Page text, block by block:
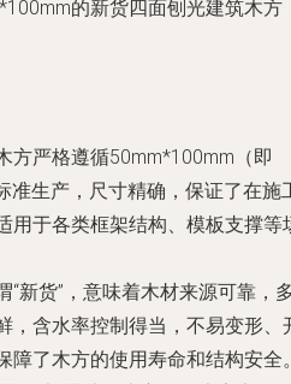
的新货四面刨光建筑木方
方严格遵循50mm*100mm（即
准生产，尺寸精确，保证了在施
用于各类框架结构、模板支撑等
“新货”，意味着木材来源可靠，
，含水率控制得当，不易变形、
障了木方的使用寿命和结构安全